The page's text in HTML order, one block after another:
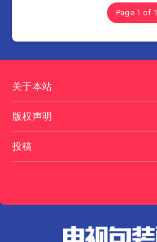
Page 1 of 1
关于本站
版权声明
投稿